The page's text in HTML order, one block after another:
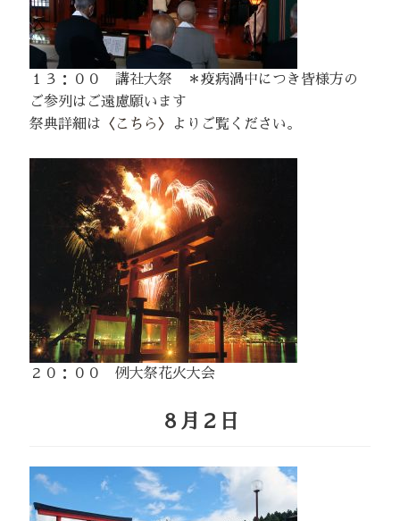
１３：００ 講社大祭 ＊疫病渦中につき皆様方の
ご参列はご遠慮願います
祭典詳細は 〈こちら〉 よりご覧ください。
２０：００ 例大祭花火大会
８月２日